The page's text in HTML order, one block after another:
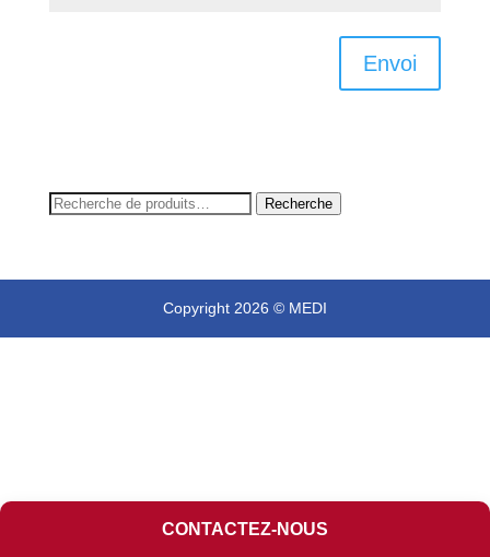
Envoi
Recherche
Recherche
Copyright 2026 © MEDI
CONTACTEZ-NOUS